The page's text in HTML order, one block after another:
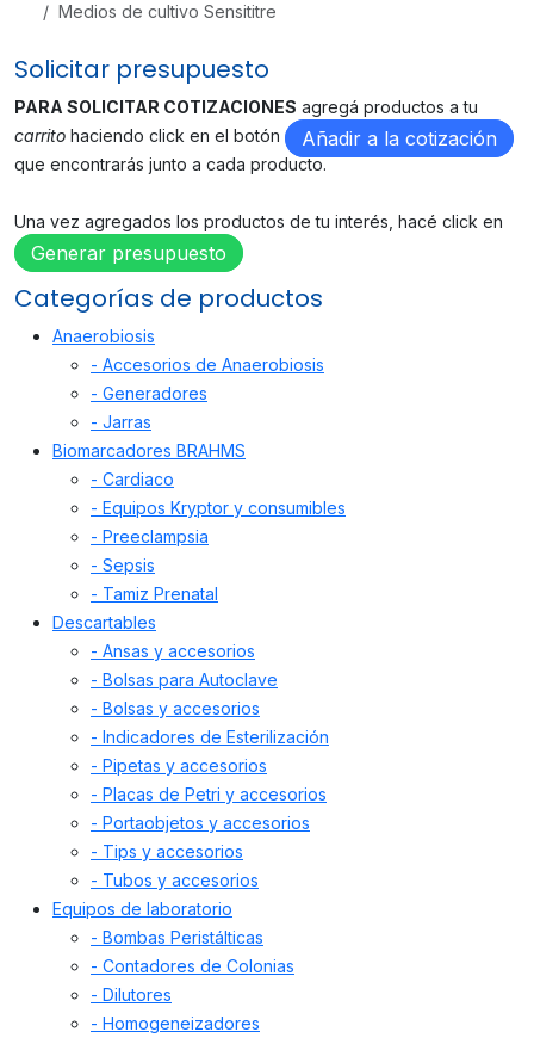
Medios de cultivo Sensititre
Solicitar presupuesto
PARA SOLICITAR COTIZACIONES agregá productos a tu
carrito haciendo click en el botón Añadir a la cotización
que encontrarás junto a cada producto.
Una vez agregados los productos de tu interés, hacé click en
Generar presupuesto
Categorías de productos
Anaerobiosis
- Accesorios de Anaerobiosis
- Generadores
- Jarras
Biomarcadores BRAHMS
- Cardiaco
- Equipos Kryptor y consumibles
- Preeclampsia
- Sepsis
- Tamiz Prenatal
Descartables
- Ansas y accesorios
- Bolsas para Autoclave
- Bolsas y accesorios
- Indicadores de Esterilización
- Pipetas y accesorios
- Placas de Petri y accesorios
- Portaobjetos y accesorios
- Tips y accesorios
- Tubos y accesorios
Equipos de laboratorio
- Bombas Peristálticas
- Contadores de Colonias
- Dilutores
- Homogeneizadores